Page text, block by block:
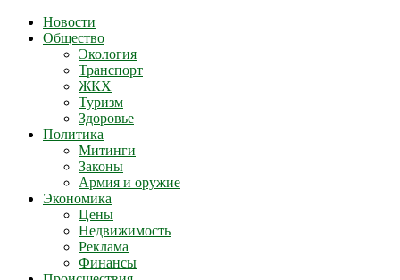
Новости
Общество
Экология
Транспорт
ЖКХ
Туризм
Здоровье
Политика
Митинги
Законы
Армия и оружие
Экономика
Цены
Недвижимость
Реклама
Финансы